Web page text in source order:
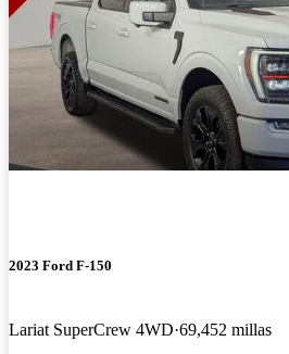
2023 Ford F-150
Lariat SuperCrew 4WD 69,452 millas